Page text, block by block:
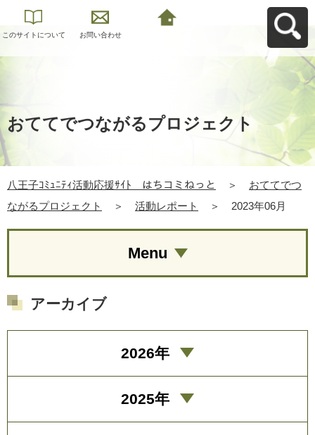
このサイトについて お問い合わせ
おててでつながるプロジェクト
八王子ｺﾐｭﾆﾃｨ活動応援ｻｲﾄ はちコミねっと ＞
おててでつ
ながるプロジェクト
＞ 活動レポート ＞ 2023年06月
Menu
アーカイブ
2026年
2025年